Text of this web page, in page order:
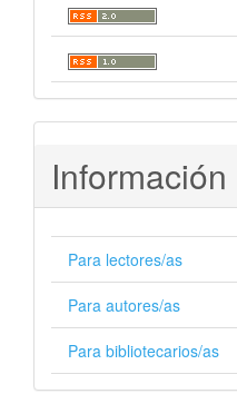
Información
Para lectores/as
Para autores/as
Para bibliotecarios/as